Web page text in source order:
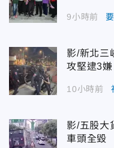
9小時前
影/新北
攻堅逮3嫌
10小時前
影/五股
車頭全毀